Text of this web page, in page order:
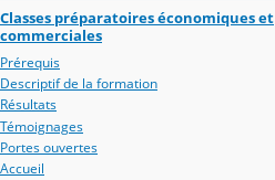
Classes préparatoires économiques et
commerciales
Prérequis
Descriptif de la formation
Résultats
Témoignages
Portes ouvertes
Accueil